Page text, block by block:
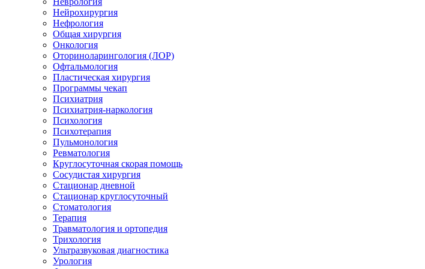
Нейрохирургия
Нефрология
Общая хирургия
Онкология
Оториноларингология (ЛОР)
Офтальмология
Пластическая хирургия
Программы чекап
Психиатрия
Психиатрия-наркология
Психология
Психотерапия
Пульмонология
Ревматология
Круглосуточная скорая помощь
Сосудистая хирургия
Стационар дневной
Стационар круглосуточный
Стоматология
Терапия
Травматология и ортопедия
Трихология
Ультразвуковая диагностика
Урология